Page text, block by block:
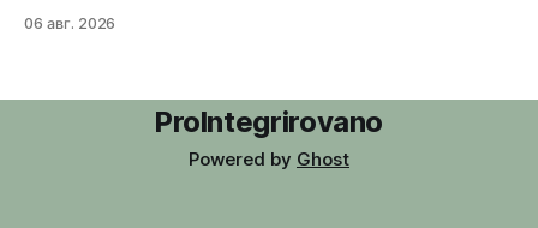
крышка гравирована как монета из Rundeskatten.
лососевыми оттенками и черным сабдайлом,
вдохновлен часами
06 авг. 2026
ProIntegrirovano
Powered by Ghost